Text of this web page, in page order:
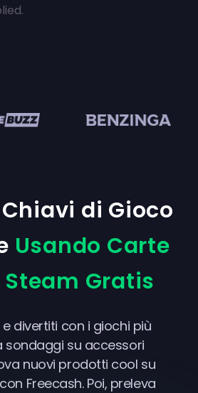
di Gioco
Usando Carte
Steam Gratis
divertiti con i giochi più
sondaggi su accessori
nuovi prodotti cool su
Freecash. Poi, preleva